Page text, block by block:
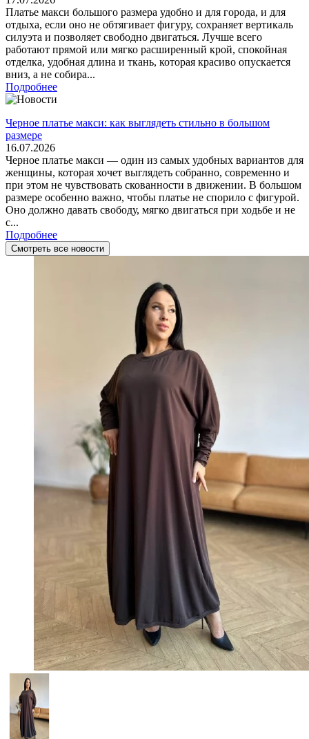
Платье макси большого размера удобно и для города, и для
отдыха, если оно не обтягивает фигуру, сохраняет вертикаль
силуэта и позволяет свободно двигаться. Лучше всего
работают прямой или мягко расширенный крой, спокойная
отделка, удобная длина и ткань, которая красиво опускается
вниз, а не собира...
Подробнее
Черное платье макси: как выглядеть стильно в большом
размере
16.07.2026
Черное платье макси — один из самых удобных вариантов для
женщины, которая хочет выглядеть собранно, современно и
при этом не чувствовать скованности в движении. В большом
размере особенно важно, чтобы платье не спорило с фигурой.
Оно должно давать свободу, мягко двигаться при ходьбе и не
с...
Подробнее
Смотреть все новости